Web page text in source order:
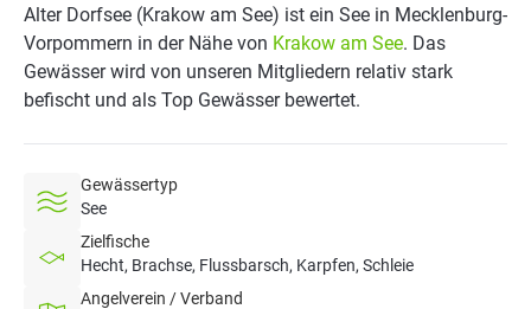
Alter Dorfsee (Krakow am See) ist ein See in Mecklenburg-
Vorpommern in der Nähe von Krakow am See. Das
Gewässer wird von unseren Mitgliedern relativ stark
befischt und als Top Gewässer bewertet.
Gewässertyp
See
Zielfische
Hecht, Brachse, Flussbarsch, Karpfen, Schleie
Angelverein / Verband